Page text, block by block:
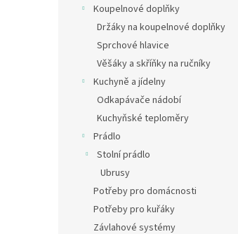
Koupelnové doplňky
Držáky na koupelnové doplňky
Sprchové hlavice
Věšáky a skříňky na ručníky
Kuchyně a jídelny
Odkapávače nádobí
Kuchyňské teploměry
Prádlo
Stolní prádlo
Ubrusy
Potřeby pro domácnosti
Potřeby pro kuřáky
Závlahové systémy